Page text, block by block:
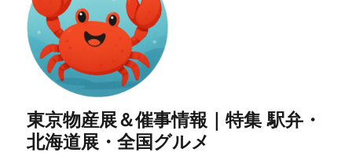
東京物産展＆催事情報｜特集 駅弁・
北海道展・全国グルメ